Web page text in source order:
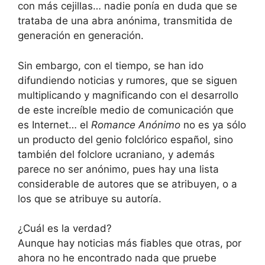
con más cejillas… nadie ponía en duda que se
trataba de una abra anónima, transmitida de
generación en generación.
Sin embargo, con el tiempo, se han ido
difundiendo noticias y rumores, que se siguen
multiplicando y magnificando con el desarrollo
de este increíble medio de comunicación que
es Internet… el Romance Anónimo no es ya sólo
un producto del genio folclórico español, sino
también del folclore ucraniano, y además
parece no ser anónimo, pues hay una lista
considerable de autores que se atribuyen, o a
los que se atribuye su autoría.
¿Cuál es la verdad?
Aunque hay noticias más fiables que otras, por
ahora no he encontrado nada que pruebe